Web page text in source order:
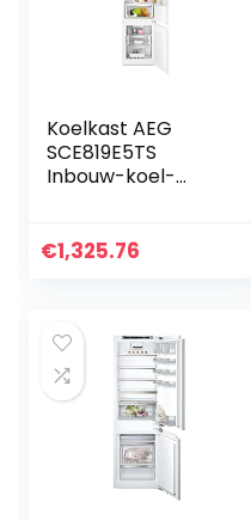
diepvriesproducte
Koelkast AEG
SCE819E5TS
Inbouw-koel-
€1,325.76